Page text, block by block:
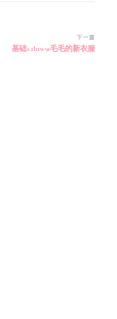
下一篇
基础s2l11w91毛毛的新衣服